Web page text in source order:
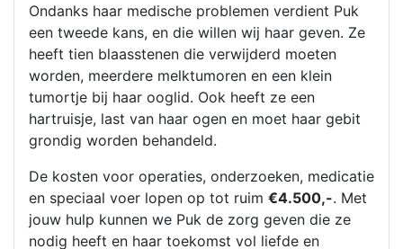
Ondanks haar medische problemen verdient Puk
een tweede kans, en die willen wij haar geven. Ze
heeft tien blaasstenen die verwijderd moeten
worden, meerdere melktumoren en een klein
tumortje bij haar ooglid. Ook heeft ze een
hartruisje, last van haar ogen en moet haar gebit
grondig worden behandeld.
De kosten voor operaties, onderzoeken, medicatie
en speciaal voer lopen op tot ruim €4.500,-. Met
jouw hulp kunnen we Puk de zorg geven die ze
nodig heeft en haar toekomst vol liefde en